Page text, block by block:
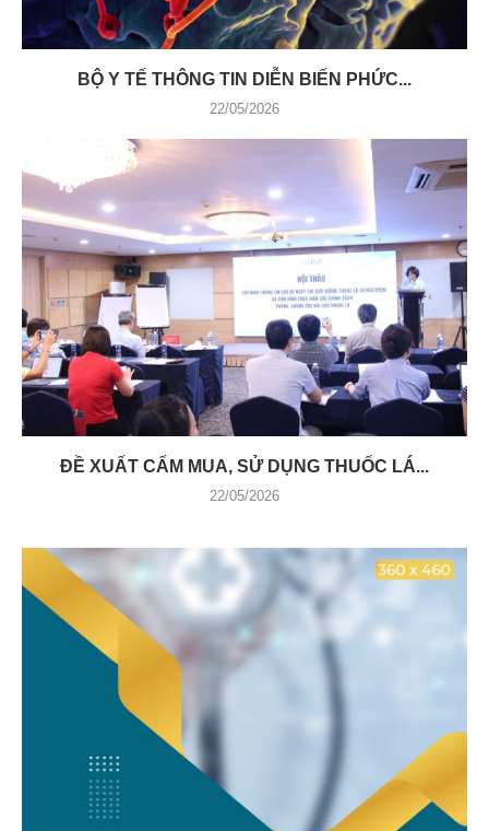
BỘ Y TẾ THÔNG TIN DIỄN BIẾN PHỨC...
22/05/2026
ĐỀ XUẤT CẤM MUA, SỬ DỤNG THUỐC LÁ...
22/05/2026